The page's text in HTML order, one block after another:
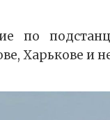
по
Харькове и